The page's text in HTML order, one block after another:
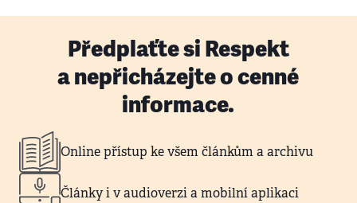
Předplaťte si Respekt
a nepřicházejte o cenné
informace.
Online přístup ke všem článkům a archivu
Články i v audioverzi a mobilní aplikaci